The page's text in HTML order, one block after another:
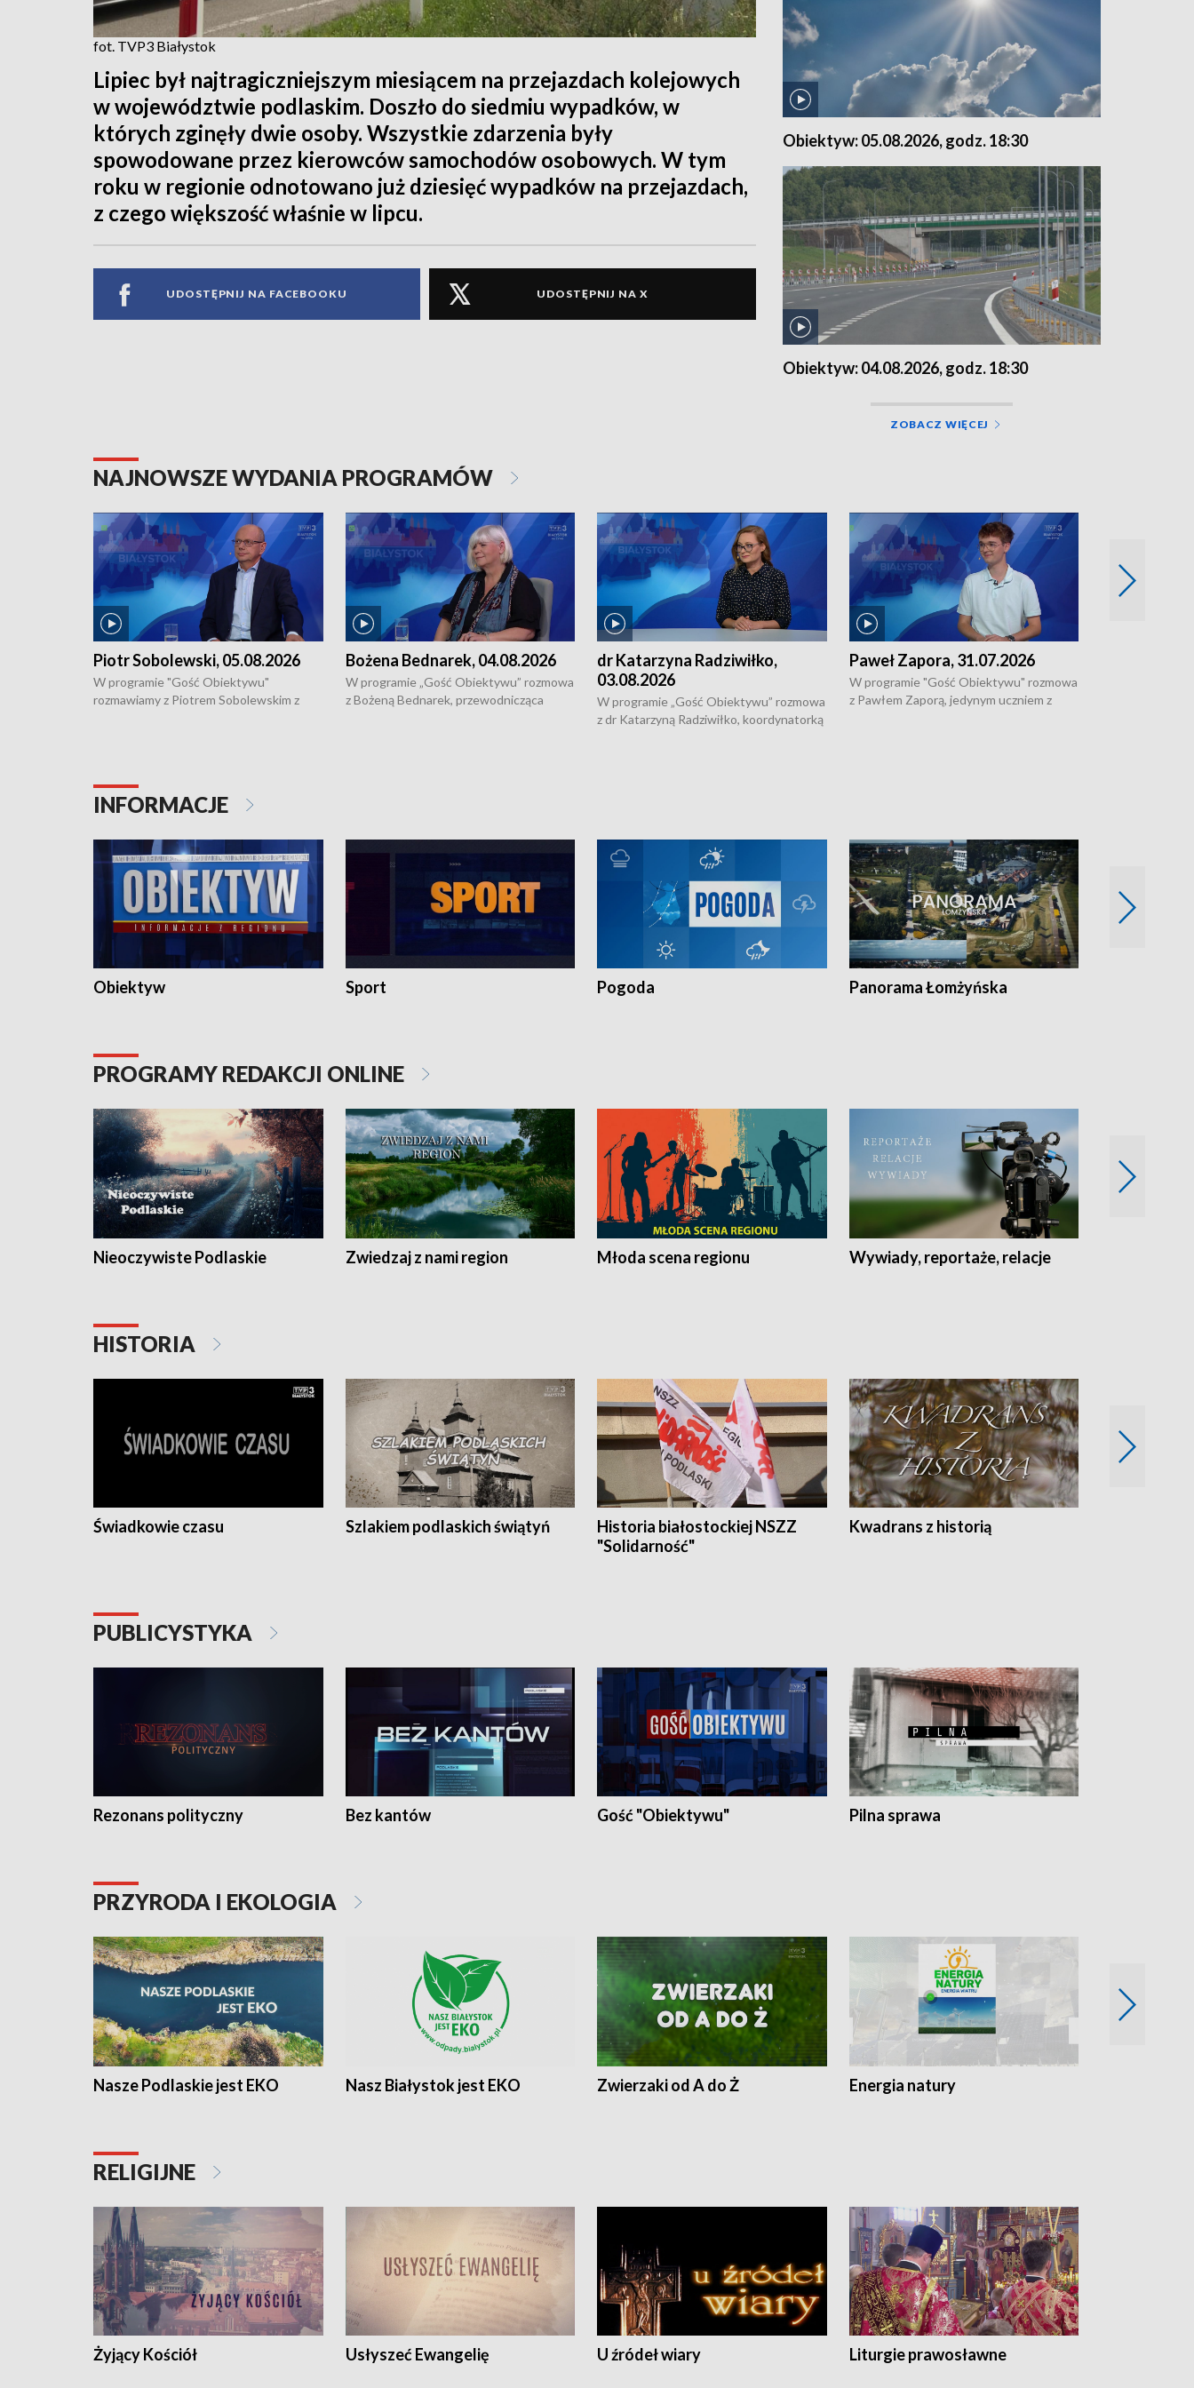
fot. TVP3 Białystok
Lipiec był najtragiczniejszym miesiącem na przejazdach kolejowych
w województwie podlaskim. Doszło do siedmiu wypadków, w
których zginęły dwie osoby. Wszystkie zdarzenia były
spowodowane przez kierowców samochodów osobowych. W tym
roku w regionie odnotowano już dziesięć wypadków na przejazdach,
z czego większość właśnie w lipcu.
UDOSTĘPNIJ NA FACEBOOKU UDOSTĘPNIJ NA X
Obiektyw: 05.08.2026, godz. 18:30
Obiektyw: 04.08.2026, godz. 18:30
ZOBACZ WIĘCEJ
NAJNOWSZE WYDANIA PROGRAMÓW
Piotr Sobolewski, 05.08.2026
W programie "Gość Obiektywu"
rozmawiamy z Piotrem Sobolewskim z
Bożena Bednarek, 04.08.2026
W programie „Gość Obiektywu” rozmowa
z Bożeną Bednarek, przewodnicząca
dr Katarzyna Radziwiłko,
03.08.2026
W programie „Gość Obiektywu” rozmowa
z dr Katarzyną Radziwiłko, koordynatorką
Paweł Zapora, 31.07.2026
W programie "Gość Obiektywu" rozmowa
z Pawłem Zaporą, jedynym uczniem z
INFORMACJE
Obiektyw Sport Pogoda Panorama Łomżyńska
PROGRAMY REDAKCJI ONLINE
Nieoczywiste Podlaskie Zwiedzaj z nami region Młoda scena regionu Wywiady, reportaże, relacje
HISTORIA
Świadkowie czasu Szlakiem podlaskich świątyń
Historia białostockiej NSZZ
"Solidarność"
Kwadrans z historią
PUBLICYSTYKA
Rezonans polityczny Bez kantów Gość "Obiektywu" Pilna sprawa
PRZYRODA I EKOLOGIA
Nasze Podlaskie jest EKO Nasz Białystok jest EKO Zwierzaki od A do Ż Energia natury
RELIGIJNE
Żyjący Kościół Usłyszeć Ewangelię U źródeł wiary Liturgie prawosławne